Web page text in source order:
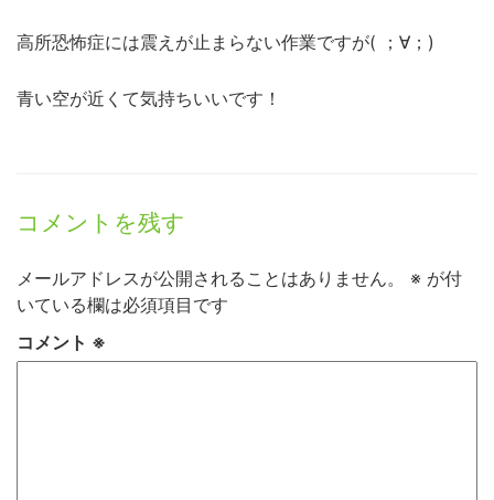
高所恐怖症には震えが止まらない作業ですが( ；∀；)
青い空が近くて気持ちいいです！
コメントを残す
メールアドレスが公開されることはありません。 ※ が付
いている欄は必須項目です
コメント ※